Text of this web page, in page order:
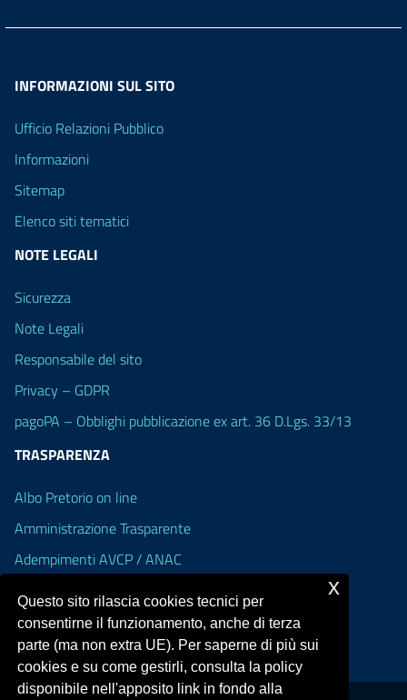
INFORMAZIONI SUL SITO
Ufficio Relazioni Pubblico
Informazioni
Sitemap
Elenco siti tematici
NOTE LEGALI
Sicurezza
Note Legali
Responsabile del sito
Privacy – GDPR
pagoPA – Obblighi pubblicazione ex art. 36 D.Lgs. 33/13
TRASPARENZA
Albo Pretorio on line
Amministrazione Trasparente
Adempimenti AVCP / ANAC
Dichiarazione di accessibilità
Questo sito rilascia cookies tecnici per
consentirne il funzionamento, anche di terza
parte (ma non extra UE). Per saperne di più sui
cookies e su come gestirli, consulta la policy
disponibile nell'apposito link in fondo alla
x